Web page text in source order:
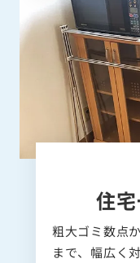
住
粗大ゴミ数点
まで、幅広く